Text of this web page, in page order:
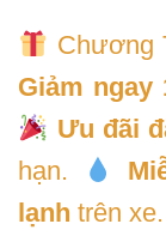
Chương
Giảm ngay
Ưu đãi
hạn.
lạnh trên xe.